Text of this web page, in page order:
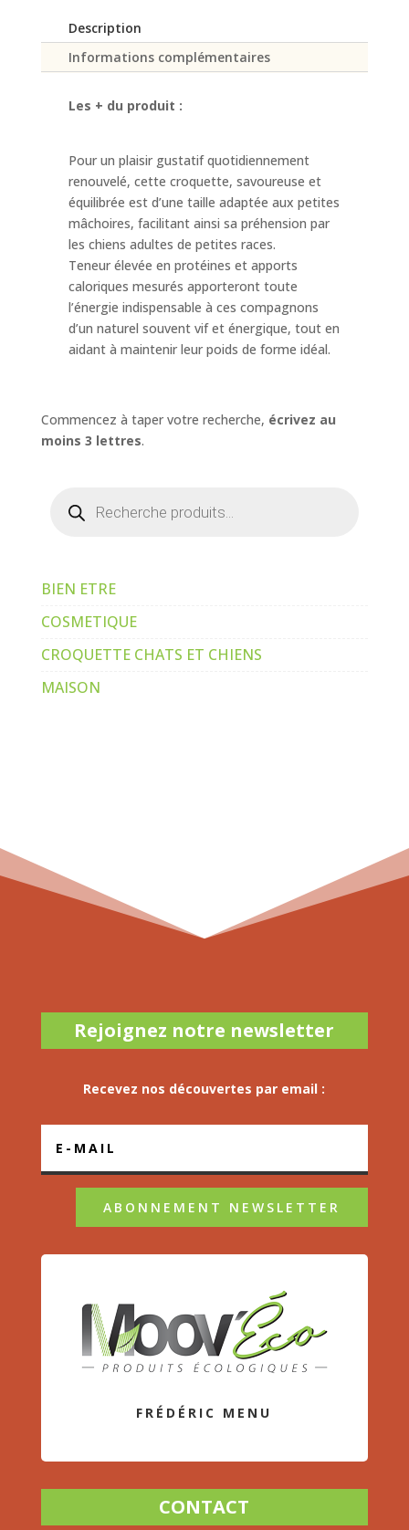
Description
Informations complémentaires
Les + du produit :
Pour un plaisir gustatif quotidiennement
renouvelé, cette croquette, savoureuse et
équilibrée est d’une taille adaptée aux petites
mâchoires, facilitant ainsi sa préhension par
les chiens adultes de petites races.
Teneur élevée en protéines et apports
caloriques mesurés apporteront toute
l’énergie indispensable à ces compagnons
d’un naturel souvent vif et énergique, tout en
aidant à maintenir leur poids de forme idéal.
Commencez à taper votre recherche, écrivez au
moins 3 lettres.
produits
BIEN ETRE
COSMETIQUE
CROQUETTE CHATS ET CHIENS
MAISON
Rejoignez notre newsletter
Recevez nos découvertes par email :
ABONNEMENT NEWSLETTER
FRÉDÉRIC MENU
CONTACT